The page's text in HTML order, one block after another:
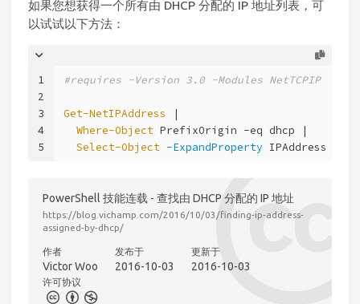
如果您想获得一个所有由 DHCP 分配的 IP 地址列表，可
以试试以下方法：
1
2
3
4
5
#requires -Version 3.0 -Modules NetTCPIP
Get-NetIPAddress |
Where-Object PrefixOrigin -eq dhcp |
Select-Object -ExpandProperty IPAddress
PowerShell 技能连载 - 查找由 DHCP 分配的 IP 地址
https://blog.vichamp.com/2016/10/03/finding-ip-address-
assigned-by-dhcp/
作者
Victor Woo
发布于
2016-10-03
更新于
2016-10-03
许可协议